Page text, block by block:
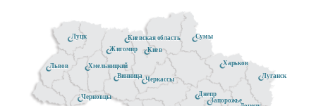
Черкассы
Черновцы
Сумы
Луганск
Киев
Днепр
Киевская область
Запорожье
Житомир
Винница
Хмельницкий
Луцк
Львов Харьков